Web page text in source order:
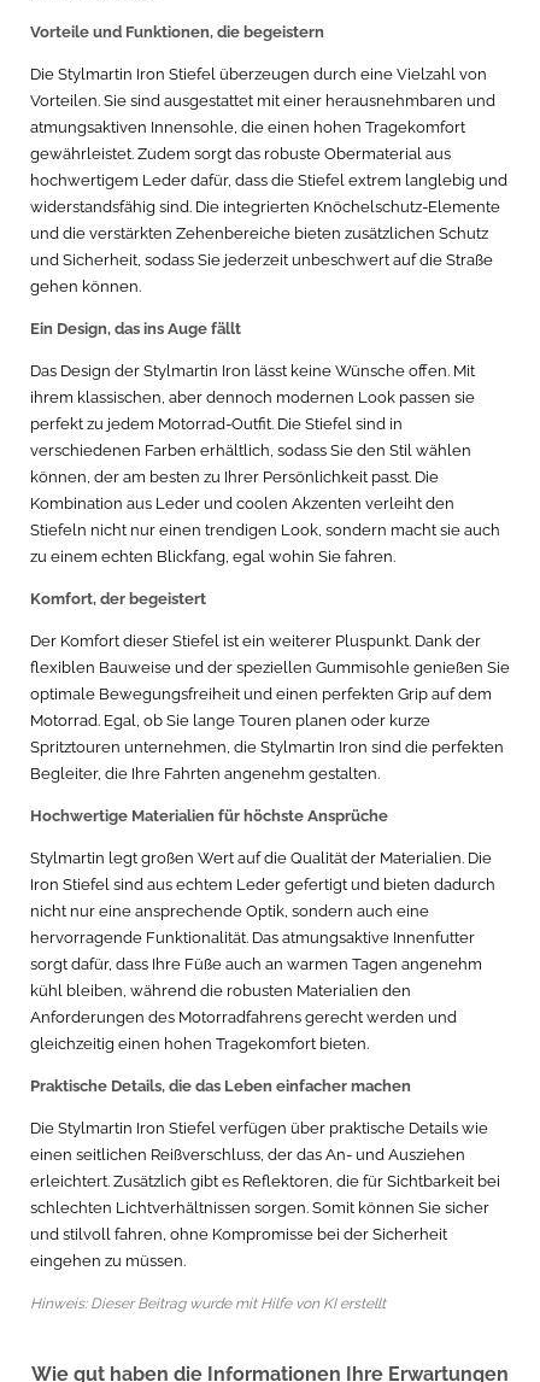
Vorteile und Funktionen, die begeistern
Die Stylmartin Iron Stiefel überzeugen durch eine Vielzahl von
Vorteilen. Sie sind ausgestattet mit einer herausnehmbaren und
atmungsaktiven Innensohle, die einen hohen Tragekomfort
gewährleistet. Zudem sorgt das robuste Obermaterial aus
hochwertigem Leder dafür, dass die Stiefel extrem langlebig und
widerstandsfähig sind. Die integrierten Knöchelschutz-Elemente
und die verstärkten Zehenbereiche bieten zusätzlichen Schutz
und Sicherheit, sodass Sie jederzeit unbeschwert auf die Straße
gehen können.
Ein Design, das ins Auge fällt
Das Design der Stylmartin Iron lässt keine Wünsche offen. Mit
ihrem klassischen, aber dennoch modernen Look passen sie
perfekt zu jedem Motorrad-Outfit. Die Stiefel sind in
verschiedenen Farben erhältlich, sodass Sie den Stil wählen
können, der am besten zu Ihrer Persönlichkeit passt. Die
Kombination aus Leder und coolen Akzenten verleiht den
Stiefeln nicht nur einen trendigen Look, sondern macht sie auch
zu einem echten Blickfang, egal wohin Sie fahren.
Komfort, der begeistert
Der Komfort dieser Stiefel ist ein weiterer Pluspunkt. Dank der
flexiblen Bauweise und der speziellen Gummisohle genießen Sie
optimale Bewegungsfreiheit und einen perfekten Grip auf dem
Motorrad. Egal, ob Sie lange Touren planen oder kurze
Spritztouren unternehmen, die Stylmartin Iron sind die perfekten
Begleiter, die Ihre Fahrten angenehm gestalten.
Hochwertige Materialien für höchste Ansprüche
Stylmartin legt großen Wert auf die Qualität der Materialien. Die
Iron Stiefel sind aus echtem Leder gefertigt und bieten dadurch
nicht nur eine ansprechende Optik, sondern auch eine
hervorragende Funktionalität. Das atmungsaktive Innenfutter
sorgt dafür, dass Ihre Füße auch an warmen Tagen angenehm
kühl bleiben, während die robusten Materialien den
Anforderungen des Motorradfahrens gerecht werden und
gleichzeitig einen hohen Tragekomfort bieten.
Praktische Details, die das Leben einfacher machen
Die Stylmartin Iron Stiefel verfügen über praktische Details wie
einen seitlichen Reißverschluss, der das An- und Ausziehen
erleichtert. Zusätzlich gibt es Reflektoren, die für Sichtbarkeit bei
schlechten Lichtverhältnissen sorgen. Somit können Sie sicher
und stilvoll fahren, ohne Kompromisse bei der Sicherheit
eingehen zu müssen.
Hinweis: Dieser Beitrag wurde mit Hilfe von KI erstellt
Wie gut haben die Informationen Ihre Erwartungen